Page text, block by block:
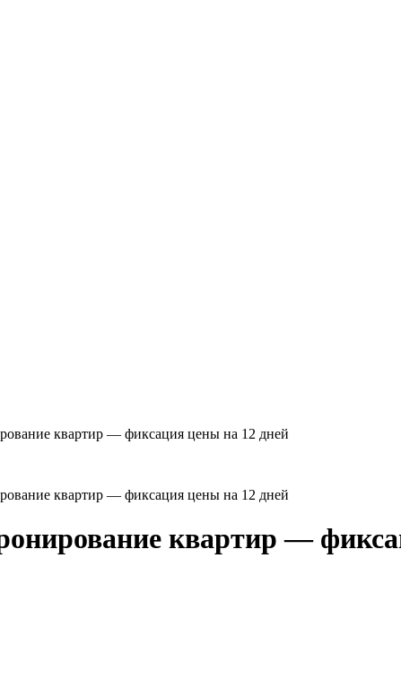
квартир — фиксация цены на 12 дней
квартир — фиксация цены на 12 дней
квартир —